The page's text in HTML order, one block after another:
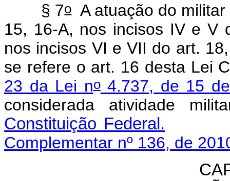
§ 7oA atuação do militar
15, 16-A, nos incisos IV e V
nos incisos VI e VII do art.
se refere o art. 16 desta Lei
23 da Lei no4.737, de 15
considerada atividade
Constituição Federal.
Complementar nº 136, de